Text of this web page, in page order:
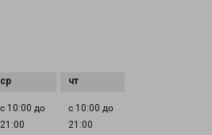
с 10:00 до
21:00
с 10:00 до
21:00